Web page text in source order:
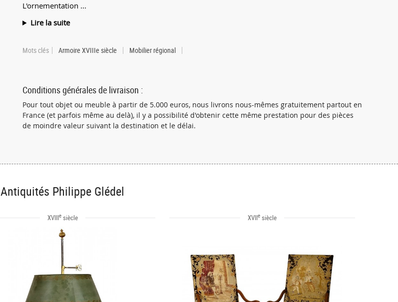
L'ornementation ...
Lire la suite
Mots clés Armoire XVIIIe siècle Mobilier régional
Conditions générales de livraison :
Pour tout objet ou meuble à partir de 5.000 euros, nous livrons nous-mêmes gratuitement partout en
France (et parfois même au delà), il y a possibilité d'obtenir cette même prestation pour des pièces
de moindre valeur suivant la destination et le délai.
Antiquités Philippe Glédel
XVIIIesiècle XVIIe siècle